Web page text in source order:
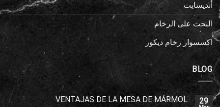
أنديسايت
النحت على الرخام
اكسسوار رخام ديكور
BLOG
29
VENTAJAS DE LA MESA DE MÁRMOL